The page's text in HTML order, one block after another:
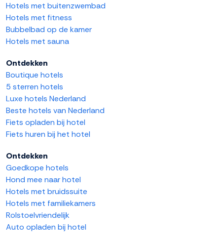
Hotels met buitenzwembad
Hotels met fitness
Bubbelbad op de kamer
Hotels met sauna
Ontdekken
Boutique hotels
5 sterren hotels
Luxe hotels Nederland
Beste hotels van Nederland
Fiets opladen bij hotel
Fiets huren bij het hotel
Ontdekken
Goedkope hotels
Hond mee naar hotel
Hotels met bruidssuite
Hotels met familiekamers
Rolstoelvriendelijk
Auto opladen bij hotel